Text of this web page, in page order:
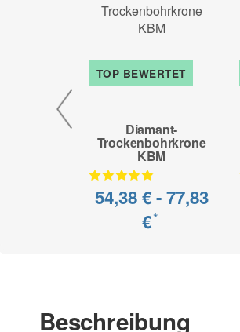
TOP BEWERTET
Diamant-
Trockenbohrkrone
KBM
54,38 € -77,83
€*
Beschreibung